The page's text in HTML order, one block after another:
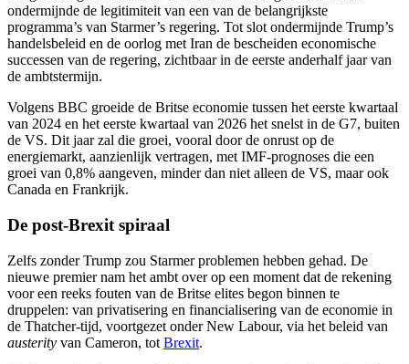
ondermijnde de legitimiteit van een van de belangrijkste
programma’s van Starmer’s regering. Tot slot ondermijnde Trump’s
handelsbeleid en de oorlog met Iran de bescheiden economische
successen van de regering, zichtbaar in de eerste anderhalf jaar van
de ambtstermijn.
Volgens BBC groeide de Britse economie tussen het eerste kwartaal
van 2024 en het eerste kwartaal van 2026 het snelst in de G7, buiten
de VS. Dit jaar zal die groei, vooral door de onrust op de
energiemarkt, aanzienlijk vertragen, met IMF-prognoses die een
groei van 0,8% aangeven, minder dan niet alleen de VS, maar ook
Canada en Frankrijk.
De post-Brexit spiraal
Zelfs zonder Trump zou Starmer problemen hebben gehad. De
nieuwe premier nam het ambt over op een moment dat de rekening
voor een reeks fouten van de Britse elites begon binnen te
druppelen: van privatisering en financialisering van de economie in
de Thatcher-tijd, voortgezet onder New Labour, via het beleid van
austerity van Cameron, tot Brexit.